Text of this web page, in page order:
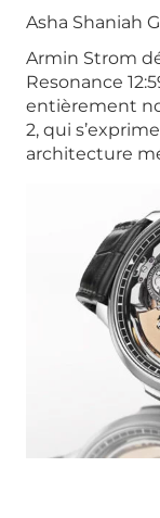
Asha Shaniah
Armin Strom
Resonance
entièrement
2, qui
architecture